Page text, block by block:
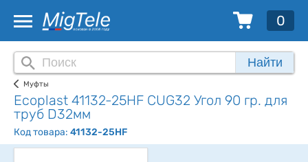
0
Найти
Муфты
Ecoplast 41132-25HF CUG32 Угол 90 гр. для
труб D32мм
Код товара: 41132-25HF